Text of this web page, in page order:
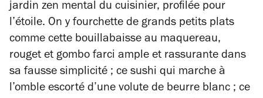
jardin zen mental du cuisinier, profilée pour
l’étoile. On y fourchette de grands petits plats
comme cette bouillabaisse au maquereau,
rouget et gombo farci ample et rassurante dans
sa fausse simplicité ; ce sushi qui marche à
l’omble escorté d’une volute de beurre blanc ; ce